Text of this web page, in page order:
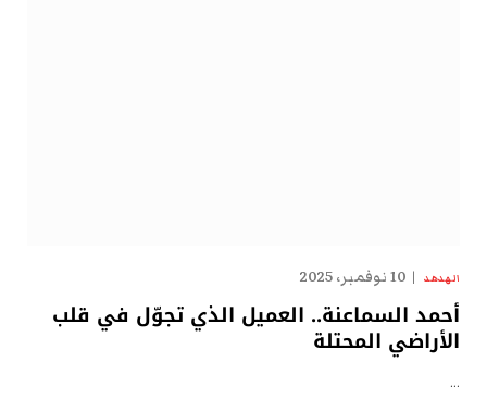
الهدهد 10 نوفمبر، 2025
أحمد السماعنة.. العميل الذي تجوّل في قلب
الأراضي المحتلة
…